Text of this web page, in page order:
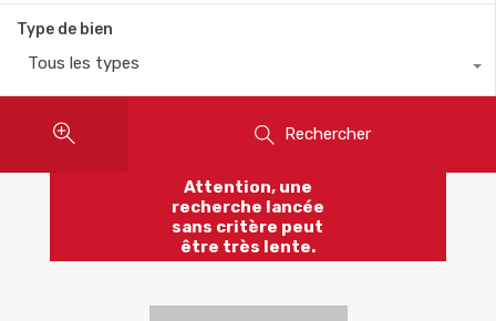
Type de bien
Tous les types
Rechercher
Attention, une
recherche lancée
sans critère peut
être très lente.